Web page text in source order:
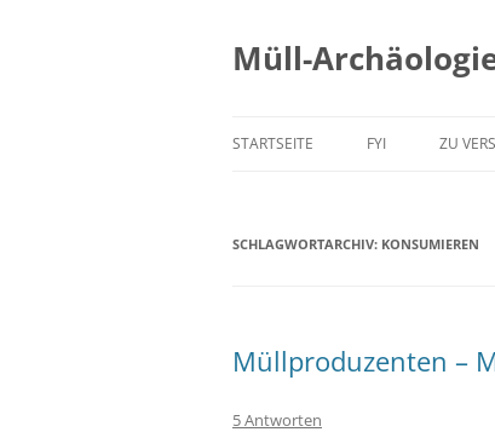
springen
Müll-
STARTSEITE FYI ZU
SCHLAGWORTARCHIV: KONSUMIEREN
Müllproduzenten –
5 Antworten